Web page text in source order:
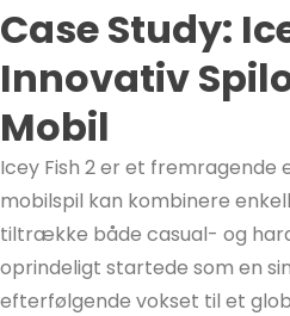
Case Study:
Innovativ
Mobil
Icey Fish 2 er et fremragende
mobilspil kan kombinere
tiltrække både casual- og
oprindeligt startede som en
efterfølgende vokset til et